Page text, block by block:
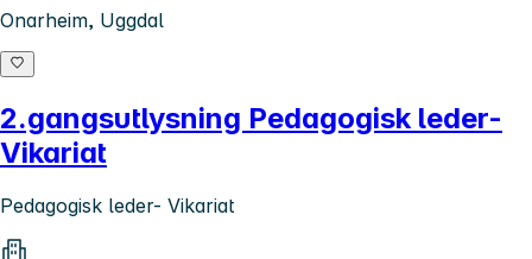
Onarheim, Uggdal
2.gangsutlysning Pedagogisk leder-
Vikariat
Pedagogisk leder- Vikariat